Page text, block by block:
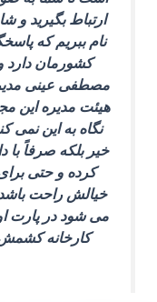
ارتباط بگیرید و
نام ببریم که
کشورمان دارد و
مصطفی عینی مدیر
هیئت مدیره این
نگاه به این نمی‌ کند
خیر بلکه صرفاً با
کرده و حتی برای
خیالش راحت باشد که
می‌ شود در پارت اول
کارخانه کشمش را